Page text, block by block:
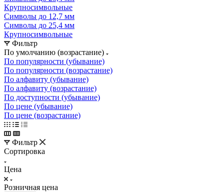
Крупносимвольные
Символы до 12,7 мм
Символы до 25,4 мм
Крупносимвольные
Фильтр
По умолчанию (возрастание)
По популярности (убывание)
По популярности (возрастание)
По алфавиту (убывание)
По алфавиту (возрастание)
По доступности (убывание)
По цене (убывание)
По цене (возрастание)
Фильтр
Сортировка
Цена
Розничная цена